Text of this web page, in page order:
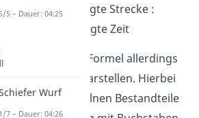
zurückgelegte Strecke :
benötigte Zeit
Du kannst diese Formel allerdings
darstellen. Hierbei
werden die einzelnen Bestandteile
5 – Dauer: 04:25
Wurf
1/7 – Dauer: 04:26